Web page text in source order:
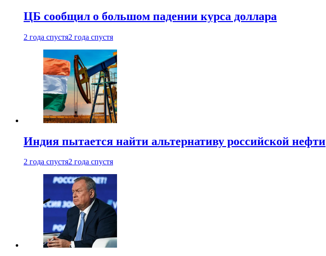
ЦБ сообщил о большом падении курса доллара
2 года спустя2 года спустя
Индия пытается найти альтернативу российской нефти
2 года спустя2 года спустя